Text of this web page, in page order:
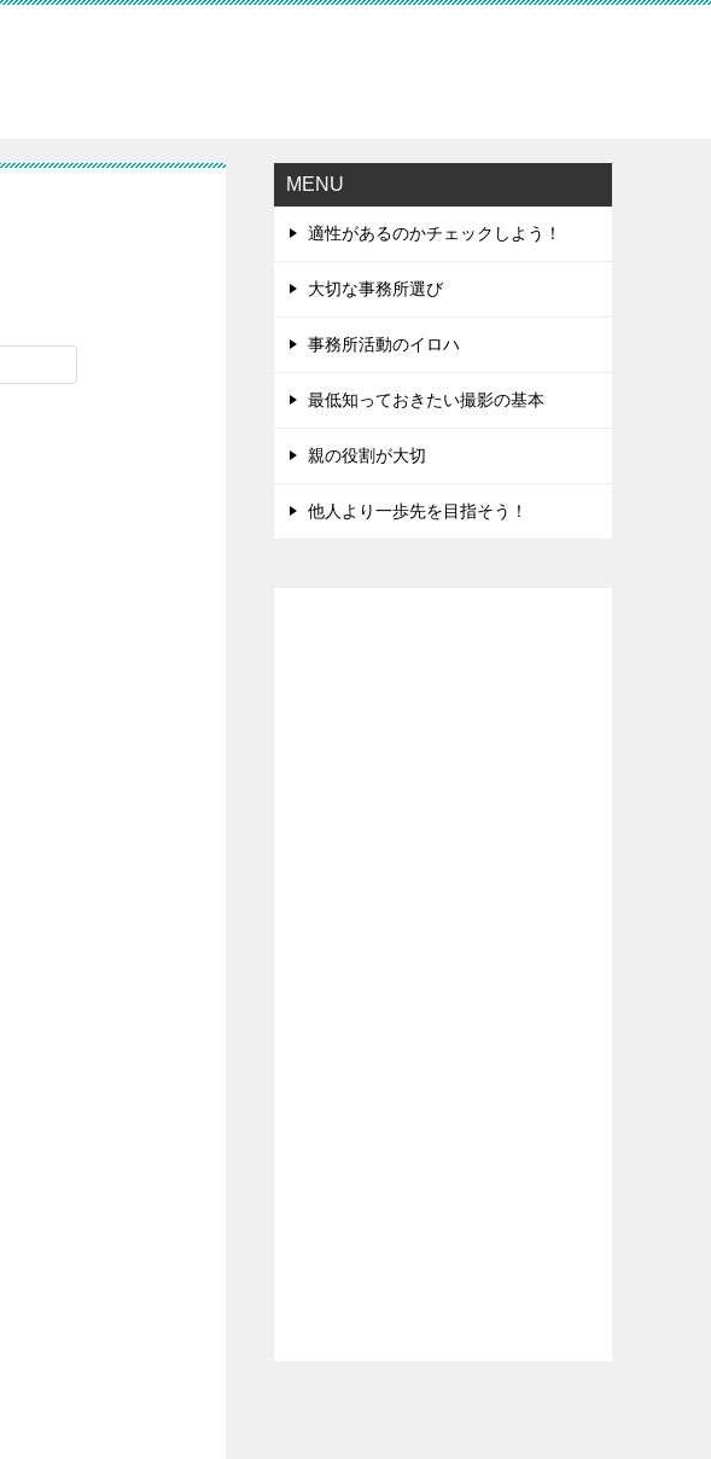
MENU
適性があるのかチェックしよう！
大切な事務所選び
事務所活動のイロハ
最低知っておきたい撮影の基本
親の役割が大切
他人より一歩先を目指そう！